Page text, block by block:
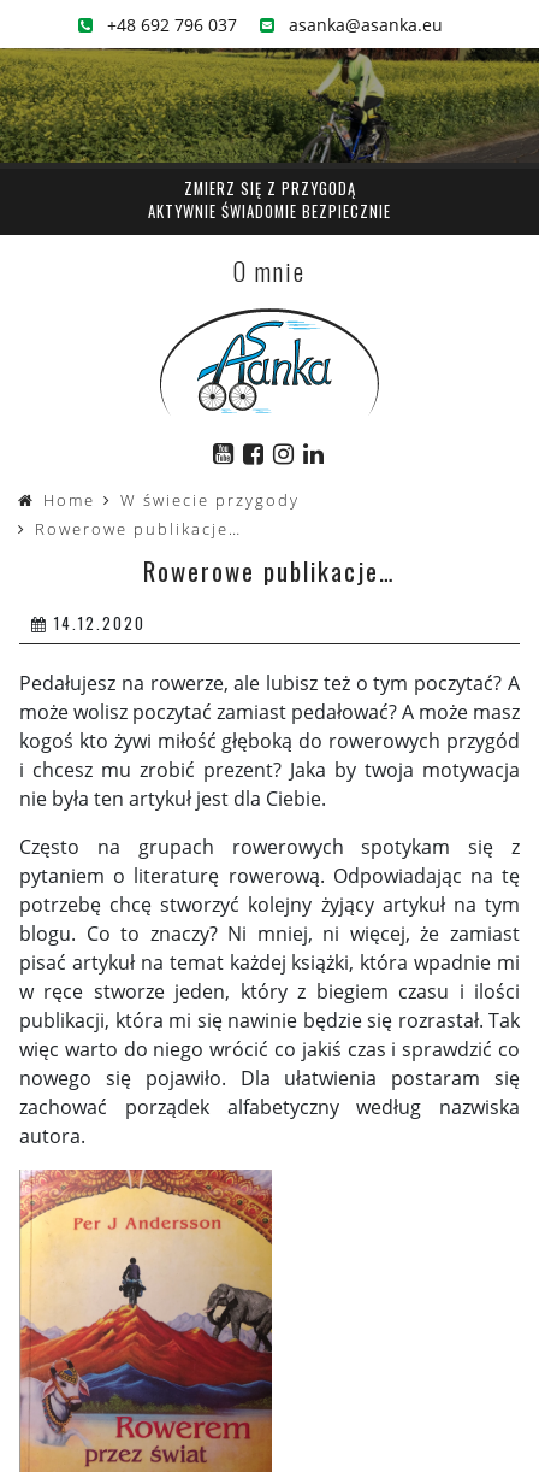
+48 692 796 037 asanka@asanka.eu
ZMIERZ SIĘ Z PRZYGODĄ
AKTYWNIE ŚWIADOMIE BEZPIECZNIE
O mnie
Home
W świecie przygody
Rowerowe publikacje…
Rowerowe publikacje…
14.12.2020
Pedałujesz na rowerze, ale lubisz też o tym poczytać? A
może wolisz poczytać zamiast pedałować? A może masz
kogoś kto żywi miłość głęboką do rowerowych przygód
i chcesz mu zrobić prezent? Jaka by twoja motywacja
nie była ten artykuł jest dla Ciebie.
Często na grupach rowerowych spotykam się z
pytaniem o literaturę rowerową. Odpowiadając na tę
potrzebę chcę stworzyć kolejny żyjący artykuł na tym
blogu. Co to znaczy? Ni mniej, ni więcej, że zamiast
pisać artykuł na temat każdej książki, która wpadnie mi
w ręce stworze jeden, który z biegiem czasu i ilości
publikacji, która mi się nawinie będzie się rozrastał. Tak
więc warto do niego wrócić co jakiś czas i sprawdzić co
nowego się pojawiło. Dla ułatwienia postaram się
zachować porządek alfabetyczny według nazwiska
autora.